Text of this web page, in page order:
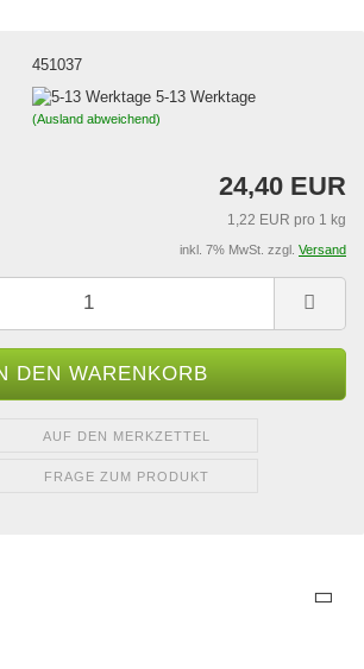
451037
5-13 Werktage
(Ausland abweichend)
24,40 EUR
1,22 EUR pro 1 kg
inkl. 7% MwSt. zzgl. Versand
AUF DEN MERKZETTEL
FRAGE ZUM PRODUKT